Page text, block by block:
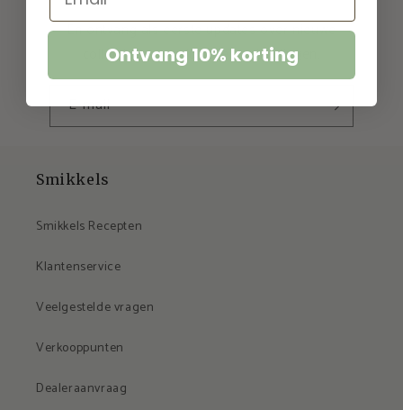
En ontvang als eerste updates over nieuwe
collecties en exclusieve aanbiedingen.
E‑mail
Smikkels
Smikkels Recepten
Klantenservice
Veelgestelde vragen
Verkooppunten
Dealeraanvraag
Ontvang 10% korting